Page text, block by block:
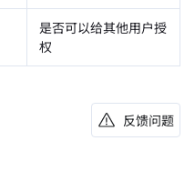
是否可以给其他用户授
权
反馈问题